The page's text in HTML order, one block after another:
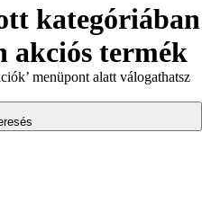
kategóriában
akciós termék
menüpont alatt válogathatsz